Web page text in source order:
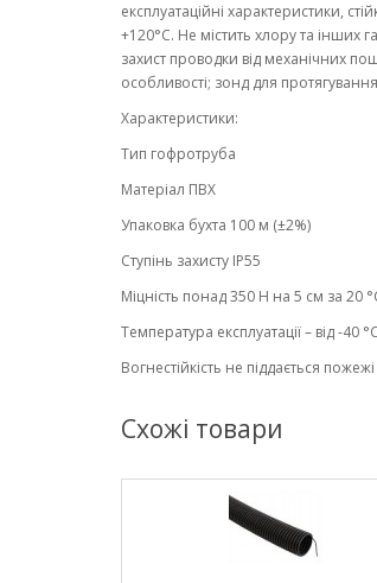
експлуатаційні характеристики,
+120°C. Не містить хлору та інших
захист проводки від механічних
особливості; зонд для
Характеристики:
Тип гофротруба
Матеріал ПВХ
Упаковка бухта 100 м (±2%)
Ступінь захисту IP55
Міцність понад 350 Н на 5 см за 20
Температура експлуатації – від -
Вогнестійкість не піддається пожежі
Схожі товари